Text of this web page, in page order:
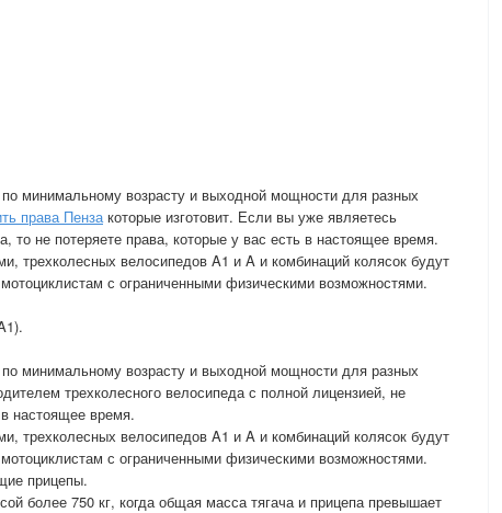
минимальному возрасту и выходной мощности для разных
права Пензакоторые изготовит. Если вы уже являетесь
то не потеряете права, которые у вас есть в настоящее время.
трехколесных велосипедов A1 и A и комбинаций колясок будут
с ограниченными физическими возможностями.
минимальному возрасту и выходной мощности для разных
трехколесного велосипеда с полной лицензией, не
настоящее время.
трехколесных велосипедов A1 и A и комбинаций колясок будут
с ограниченными физическими возможностями.
прицепы.
более 750 кг, когда общая масса тягача и прицепа превышает